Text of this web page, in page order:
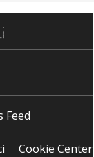
Feed
Cookie Center